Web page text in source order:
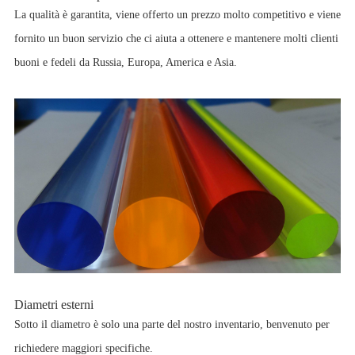
La qualità è garantita, viene offerto un prezzo molto competitivo e viene
fornito un buon servizio che ci aiuta a ottenere e mantenere molti clienti
buoni e fedeli da Russia, Europa, America e Asia.
Diametri esterni
Sotto il diametro è solo una parte del nostro inventario, benvenuto per
richiedere maggiori specifiche.